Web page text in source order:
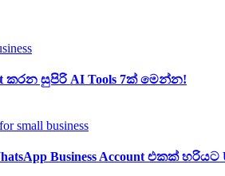
කරන සුපිරි AI Tools 7ක් මෙන්න!
Business Account එකක්